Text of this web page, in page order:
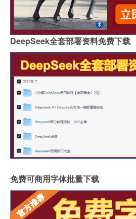
DeepSeek全套部署资料免费下载
免费可商用字体批量下载